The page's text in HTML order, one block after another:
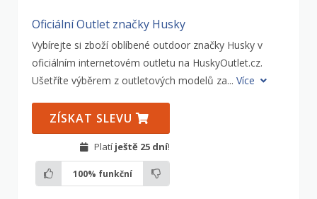
Oficiální Outlet značky Husky
Vybírejte si zboží oblíbené outdoor značky Husky v
oficiálním internetovém outletu na HuskyOutlet.cz.
Ušetříte výběrem z outletových modelů za... Více
ZÍSKAT SLEVU
Platí ještě 25 dní!
100% funkční